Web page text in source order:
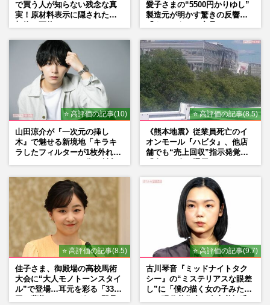
で買う人が知らない残念な真
実！原材料表示に隠された添
愛子さまの“5500円かりゆし”
製造元が明かす驚きの反響
⭐ 高評価の記事(10)
山田涼介が『一次元の挿し
木』で魅せる新境地「キラキ
ラしたフィルターが1枚外れて
⭐ 高評価の記事(8.5)
《熊本地震》従業員死亡のイ
オンモール『ハビタ』、他店
舗でも“売上回収”指示発覚で
⭐ 高評価の記事(8.5)
佳子さま、御殿場の高校馬術
大会に“大人モノトーンスタイ
ル”で登場…耳元を彩る「3300
⭐ 高評価の記事(9.7)
古川琴音『ミッドナイトタク
シー』の“ミステリアスな眼差
し”に「僕の描く女の子みた